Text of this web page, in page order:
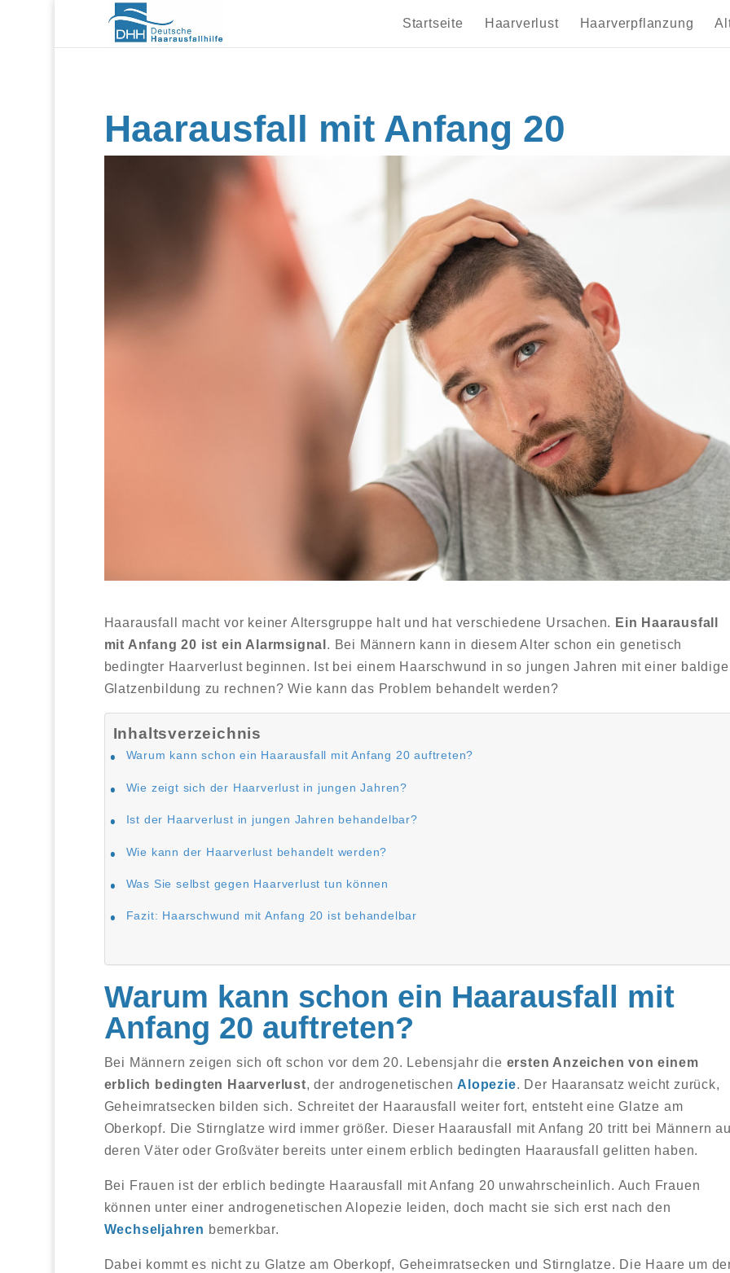
Startseite Haarverlust Haarverpflanzung
Haarausfall mit Anfang 20
Haarausfall macht vor keiner Altersgruppe halt und hat verschiedene Ursachen. Ein Haarausfall
mit Anfang 20 ist ein Alarmsignal . Bei Männern kann in diesem Alter schon ein genetisch
bedingter Haarverlust beginnen. Ist bei einem Haarschwund in so jungen Jahren mit einer
Glatzenbildung zu rechnen? Wie kann das Problem behandelt werden?
Inhaltsverzeichnis
Warum kann schon ein Haarausfall mit Anfang 20 auftreten?
Wie zeigt sich der Haarverlust in jungen Jahren?
Ist der Haarverlust in jungen Jahren behandelbar?
Wie kann der Haarverlust behandelt werden?
Was Sie selbst gegen Haarverlust tun können
Fazit: Haarschwund mit Anfang 20 ist behandelbar
Warum kann schon ein Haarausfall mit
Anfang 20 auftreten?
Bei Männern zeigen sich oft schon vor dem 20. Lebensjahr die ersten Anzeichen von einem
erblich bedingten Haarverlust, der androgenetischen Alopezie. Der Haaransatz weicht zurück,
Geheimratsecken bilden sich. Schreitet der Haarausfall weiter fort, entsteht eine Glatze am
Oberkopf. Die Stirnglatze wird immer größer. Dieser Haarausfall mit Anfang 20 tritt bei Männern
deren Väter oder Großväter bereits unter einem erblich bedingten Haarausfall gelitten haben.
Bei Frauen ist der erblich bedingte Haarausfall mit Anfang 20 unwahrscheinlich. Auch Frauen
können unter einer androgenetischen Alopezie leiden, doch macht sie sich erst nach den
Wechseljahren bemerkbar.
Dabei kommt es nicht zu Glatze am Oberkopf, Geheimratsecken und Stirnglatze. Die Haare um